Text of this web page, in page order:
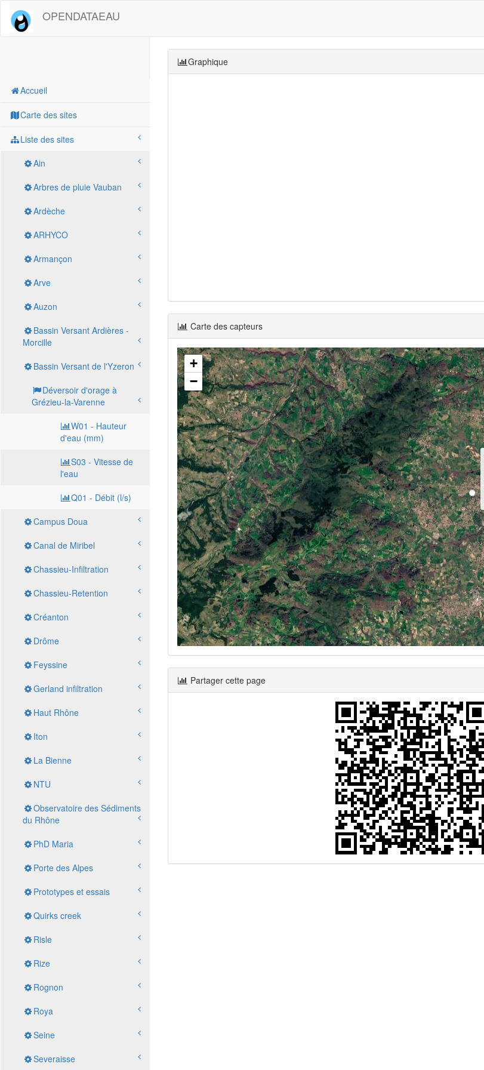
OPENDATAEAU
Accueil
Carte des sites
Liste des sites
Ain
Arbres de pluie Vauban
Ardèche
ARHYCO
Armançon
Arve
Auzon
Bassin Versant Ardières -
Morcille
Bassin Versant de l'Yzeron
Déversoir d'orage à
Grézieu-la-Varenne
W01 - Hauteur
d'eau (mm)
S03 - Vitesse de
l'eau
Q01 - Débit (l/s)
Campus Doua
Canal de Miribel
Chassieu-Infiltration
Chassieu-Retention
Créanton
Drôme
Feyssine
Gerland infiltration
Haut Rhône
Iton
La Bienne
NTU
Observatoire des Sédiments
du Rhône
PhD Maria
Porte des Alpes
Prototypes et essais
Quirks creek
Risle
Rize
Rognon
Roya
Seine
Severaisse
Graphique
Carte des capteurs
+
−
Partager cette page